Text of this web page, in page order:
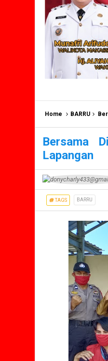
Home BARRU
Bersama
Lapangan
TAGS BARRU